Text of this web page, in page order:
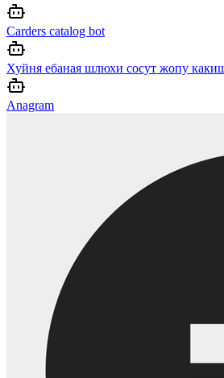
Carders catalog bot
Хуйня ебаная шлюхи сосут жопу
Anagram